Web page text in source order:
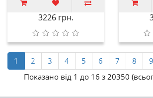
3226 грн.
1 2 3 4 5 6 7 8 9
Показано від 1 до 16 з 20350